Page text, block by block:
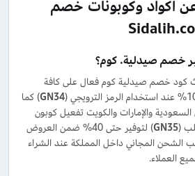
عن اكواد وكوبونات خصم
خصم صيدلية. كوم؟
كود خصم صيدلية كوم فعال على كافة
GN34) كما
والإمارات والكويت تفعيل كوبون
(
GN35
) لتوفير حتى 40% ضمن العروض
الشحن المجاني داخل المملكة عند الشراء